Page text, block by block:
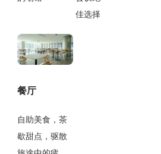
佳选择
餐厅
自助美食，茶
歇甜点，驱散